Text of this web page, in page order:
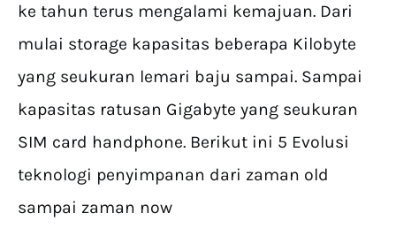
ke tahun terus mengalami kemajuan. Dari
mulai storage kapasitas beberapa Kilobyte
yang seukuran lemari baju sampai. Sampai
kapasitas ratusan Gigabyte yang seukuran
SIM card handphone. Berikut ini 5 Evolusi
teknologi penyimpanan dari zaman old
sampai zaman now